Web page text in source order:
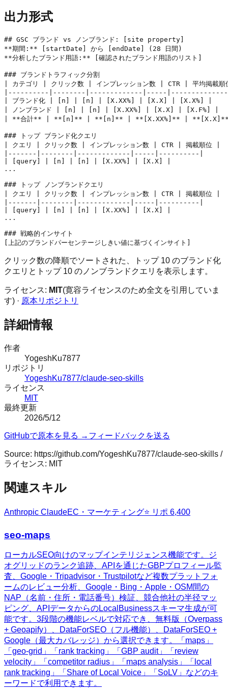
出力形式
## GSC ブランド vs ノンブランド: [site property]
**期間:** [startDate] から [endDate] (28 日間)
**分析したブランド用語:** [確認されたブランド用語のリスト]
### ブランドトラフィック分割
| カテゴリ | クリック数 | インプレッション数 | CTR | 平均掲載順
|----------|--------|-------------|-----
| ブランド化 | [n] | [n] | [X.XX%] | [X.X] | [X.X%] |
| ノンブランド | [n] | [n] | [X.XX%] | [X.X] | [X.F%] |
| **合計** | **[n]** | **[n]** | **[X.XX%]** |
### トップ ブランド化クエリ
| クエリ | クリック数 | インプレッション数 | CTR | 掲載順位 |
|-------|--------|-------------|-----|----------|
| [query] | [n] | [n] | [X.XX%] | [X.X] |
...
### トップ ノンブランドクエリ
| クエリ | クリック数 | インプレッション数 | CTR | 掲載順位 |
|-------|--------|-------------|-----|----------|
| [query] | [n] | [n] | [X.XX%] | [X.X] |
...
### 戦略的インサイト
クリック数の降順でソートされた、トップ 10 のブランド化
クエリとトップ 10 のノンブランドクエリを表示します。
ライセンス: MIT(寛容ライセンスのため全文を引用していま
す) · 原本リポジトリ
詳細情報
作者
YogeshKu7877
リポジトリ
YogeshKu7877/claude-seo-skills
ライセンス
MIT
最終更新
2026/5/12
GitHubで原本を見る → フィードバックを送る
Source: https://github.com/YogeshKu7877/claude-seo-skills /
ライセンス: MIT
関連スキル
Anthropic ClaudeEC・マーケティング⭐ リポ 6,400
seo-maps
ローカルSEO向けのマップインテリジェンス機能です。ジ
オグリッドのランク追跡、APIを通じたGBPプロフィール監
査、Google・Tripadvisor・Trustpilotなど複数プラットフォ
ームのレビュー分析、Google・Bing・Apple・OSM間の
NAP（名前・住所・電話番号）検証、競合他社の半径マッ
ピング、APIデータからのLocalBusinessスキーマ生成が可
能です。3段階の機能レベルで対応でき、無料版（Overpass
+ Geoapify）、DataForSEO（フル機能）、DataForSEO +
Google（最大カバレッジ）から選択できます。「maps」
「geo-grid」「rank tracking」「GBP audit」「review
velocity」「competitor radius」「maps analysis」「local
rank tracking」「Share of Local Voice」「SoLV」などのキ
ーワードで利用できます。